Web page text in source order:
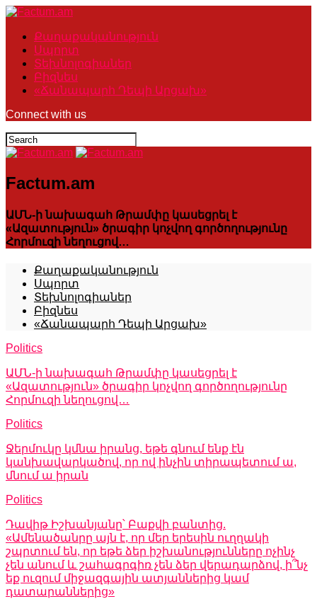
Քաղաքականություն
Սպորտ
Տեխնոլոգիաներ
Բիզնես
«Ճանապարհ Դեպի Արցախ»
Connect with us
Factum.am
ԱՄՆ-ի նախագահ Թրամփը կասեցրել է
«Ազատություն» ծրագիր կոչվող գործողությունը
Հորմուզի նեղուցով…
Քաղաքականություն
Սպորտ
Տեխնոլոգիաներ
Բիզնես
«Ճանապարհ Դեպի Արցախ»
Politics
ԱՄՆ-ի նախագահ Թրամփը կասեցրել է
«Ազատություն» ծրագիր կոչվող գործողությունը
Հորմուզի նեղուցով…
Politics
Ջերմուկը կմնա իրանց, եթե գնում ենք էն
կանխավարկածով, որ ով ինչին տիրապետում ա,
մնում ա իրան
Politics
Դավիթ Իշխանյանը՝ Բաքվի բանտից.
«Ամենածանրը այն է, որ մեր երեսին ուղղակի
շպրտում են, որ եթե ձեր իշխանությունները ոչինչ
չեն անում և շահագրգիռ չեն ձեր վերադարձով, ի՞նչ
եք ուզում միջազգային ատյաններից կամ
դատարաններից»